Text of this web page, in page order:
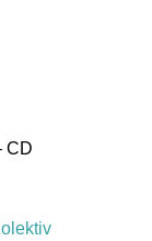
CD